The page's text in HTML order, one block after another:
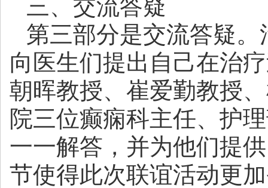
三、交流答疑
第三部分是交流答疑
向医生们提出自己在治
朝晖教授、崔爱勤教授
院三位癫痫科主任、护
一一解答，并为他们提
节使得此次联谊活动更